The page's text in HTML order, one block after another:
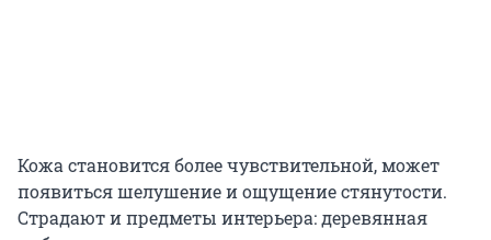
Кожа становится более чувствительной, может
появиться шелушение и ощущение стянутости.
Страдают и предметы интерьера: деревянная